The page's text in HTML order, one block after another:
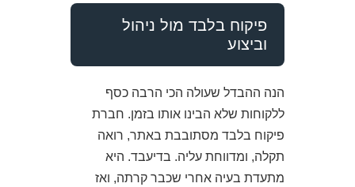
פיקוח בלבד מול ניהול
וביצוע
הנה ההבדל שעולה הכי הרבה כסף
ללקוחות שלא הבינו אותו בזמן. חברת
פיקוח בלבד מסתובבת באתר, רואה
תקלה, ומדווחת עליה. בדיעבד. היא
מתעדת בעיה אחרי שכבר קרתה, ואז